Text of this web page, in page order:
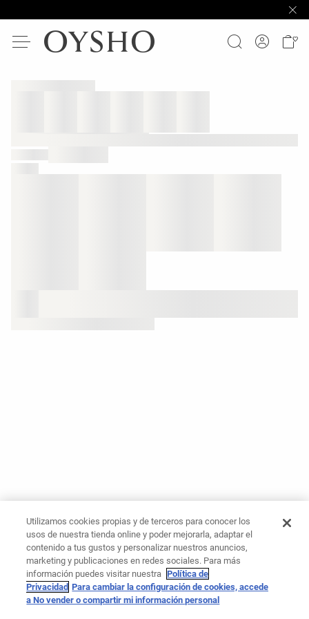
Utilizamos cookies propias y de terceros para conocer los
usos de nuestra tienda online y poder mejorarla, adaptar el
contenido a tus gustos y personalizar nuestros anuncios,
marketing y publicaciones en redes sociales. Para más
información puedes visitar nuestra Política de
Privacidad Para cambiar la configuración de cookies, accede
a No vender o compartir mi información personal